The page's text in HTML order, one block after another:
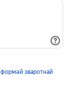
формай зваротнай